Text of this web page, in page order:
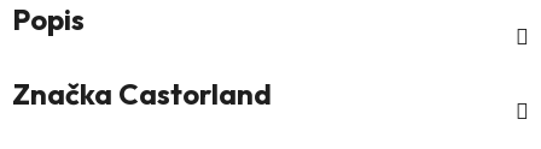
Popis
Značka Castorland